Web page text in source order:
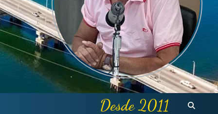
Desde 2011